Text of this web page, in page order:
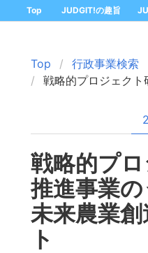
Top JUDGIT!の趣旨
Top
行政事業検索
戦略的プロジェク
戦略的プ
推進事業
未来農業
ト